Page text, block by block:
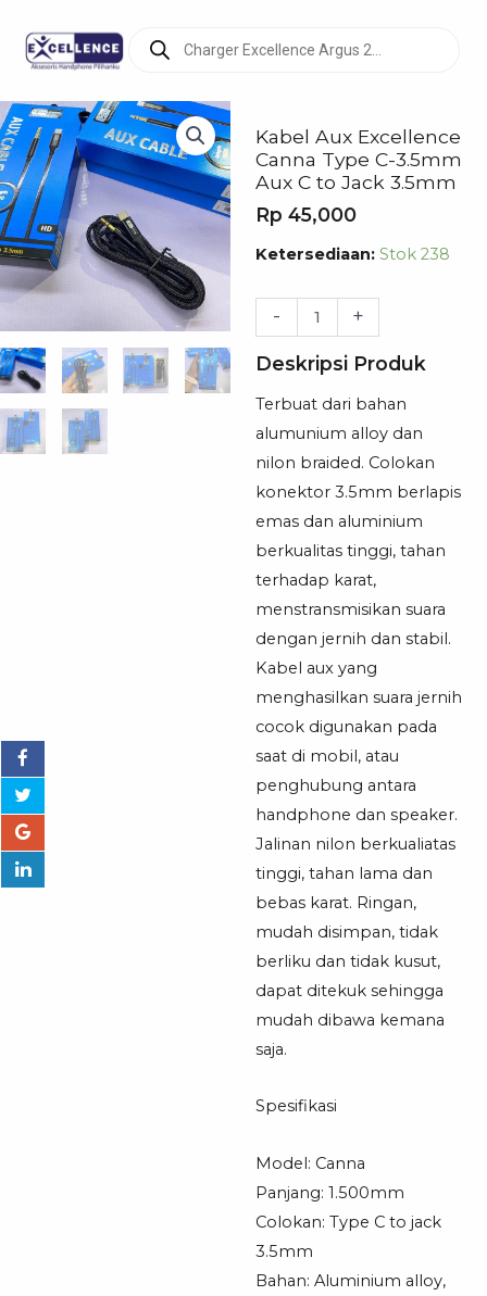
search
Kabel Aux Excellence
Canna Type C-3.5mm
Aux C to Jack 3.5mm
Rp 45,000
Ketersediaan: Stok 238
-
Kuantitas
Aux
Excellence
Canna
Type
C-
3.5mm
Aux
C
to
Jack
3.5mm
+
Deskripsi Produk
Terbuat dari bahan
alumunium alloy dan
nilon braided. Colokan
konektor 3.5mm berlapis
emas dan aluminium
berkualitas tinggi, tahan
terhadap karat,
menstransmisikan suara
dengan jernih dan stabil.
Kabel aux yang
menghasilkan suara jernih
cocok digunakan pada
saat di mobil, atau
penghubung antara
handphone dan speaker.
Jalinan nilon berkualiatas
tinggi, tahan lama dan
bebas karat. Ringan,
mudah disimpan, tidak
berliku dan tidak kusut,
dapat ditekuk sehingga
mudah dibawa kemana
saja.
Spesifikasi
Model: Canna
Panjang: 1.500mm
Colokan: Type C to jack
3.5mm
Bahan: Aluminium alloy,